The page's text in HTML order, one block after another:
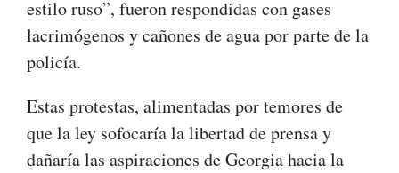
estilo ruso”, fueron respondidas con gases
lacrimógenos y cañones de agua por parte de la
policía.
Estas protestas, alimentadas por temores de
que la ley sofocaría la libertad de prensa y
dañaría las aspiraciones de Georgia hacia la